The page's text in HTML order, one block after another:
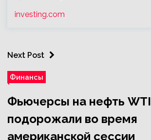
investing.com
Next Post
Финансы
Фьючерсы на нефть WTI
подорожали во время
американской сессии